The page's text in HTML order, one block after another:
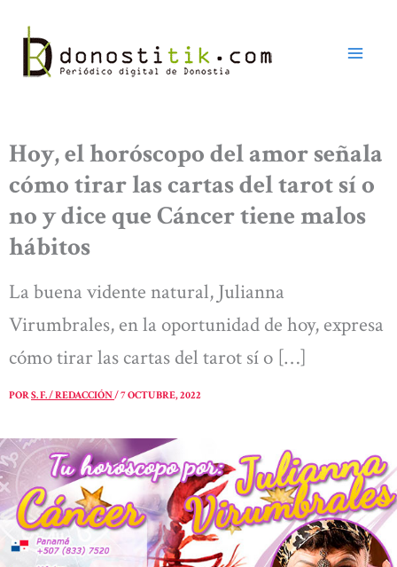
contenido
Hoy, el horóscopo del amor señala
cómo tirar las cartas del tarot sí o
no y dice que Cáncer tiene malos
hábitos
La buena vidente natural, Julianna
Virumbrales, en la oportunidad de hoy, expresa
cómo tirar las cartas del tarot sí o […]
PORS. F. / REDACCIÓN/7 OCTUBRE, 2022